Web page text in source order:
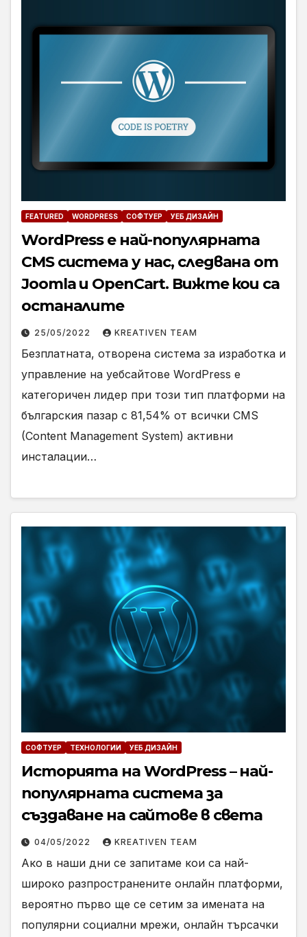
FEATURED WORDPRESS СОФТУЕР УЕБ ДИЗАЙН
WordPress е най-популярната
CMS система у нас, следвана от
Joomla и OpenCart. Вижте кои са
останалите
25/05/2022 KREATIVEN TEAM
Безплатната, отворена система за изработка и
управление на уебсайтове WordPress е
категоричен лидер при този тип платформи на
българския пазар с 81,54% от всички CMS
(Content Management System) активни
инсталации…
СОФТУЕР ТЕХНОЛОГИИ УЕБ ДИЗАЙН
Историята на WordPress – най-
популярната система за
създаване на сайтове в света
04/05/2022 KREATIVEN TEAM
Ако в наши дни се запитаме кои са най-
широко разпространените онлайн платформи,
вероятно първо ще се сетим за имената на
популярни социални мрежи, онлайн търсачки